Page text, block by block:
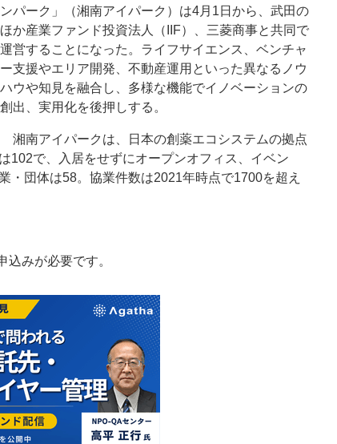
ンパーク」（湘南アイパーク）は4月1日から、武田の
ほか産業ファンド投資法人（IIF）、三菱商事と共同で
運営することになった。ライフサイエンス、ベンチャ
ー支援やエリア開発、不動産運用といった異なるノウ
ハウや知見を融合し、多様な機能でイノベーションの
創出、実用化を後押しする。
湘南アイパークは、日本の創薬エコシステムの拠点
102で、入居をせずにオープンオフィス、イベン
・団体は58。協業件数は2021年時点で1700を超え
込みが必要です。